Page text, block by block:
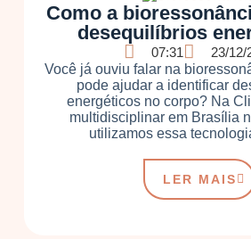
Como a
desequilíbrios
07:31
23/12/
Você já ouviu falar na
pode ajudar a identificar
energéticos no corpo? Na
multidisciplinar em Brasília
utilizamos essa
LER MAIS